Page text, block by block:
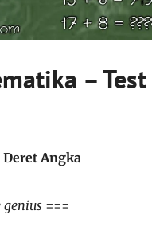
– Test
Angka
genius ===